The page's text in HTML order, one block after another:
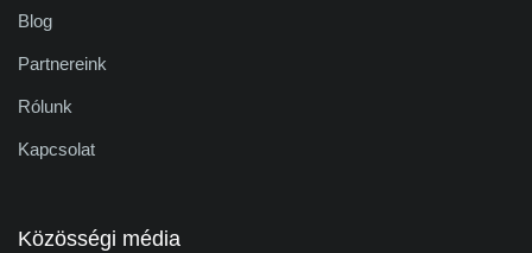
Blog
Partnereink
Rólunk
Kapcsolat
Közösségi média